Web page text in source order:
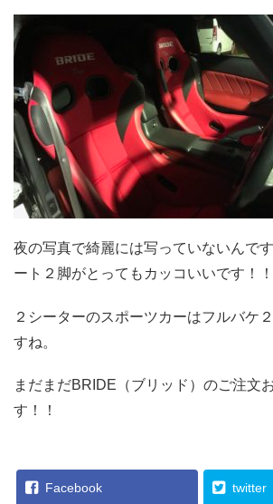
夜の写真で綺麗には写っていないんで
ート２脚がとってもカッコいいです！！
２シーターのスポーツカーはフルバケ
すね。
まだまだBRIDE（ブリッド）のご注文
す！！
Facebook twitter